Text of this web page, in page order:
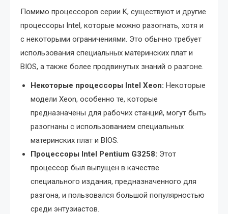
Помимо процессоров серии K, существуют и другие
процессоры Intel, которые можно разогнать, хотя и
с некоторыми ограничениями. Это обычно требует
использования специальных материнских плат и
BIOS, а также более продвинутых знаний о разгоне.
Некоторые процессоры Intel Xeon: Некоторые
модели Xeon, особенно те, которые
предназначены для рабочих станций, могут быть
разогнаны с использованием специальных
материнских плат и BIOS.
Процессоры Intel Pentium G3258: Этот
процессор был выпущен в качестве
специального издания, предназначенного для
разгона, и пользовался большой популярностью
среди энтузиастов.